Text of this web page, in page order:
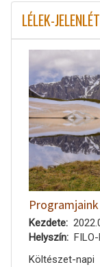
LÉLEK-JELENLÉT
Kezdete
Helyszín
Költészet-